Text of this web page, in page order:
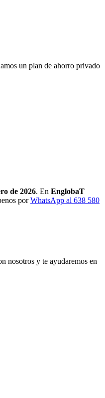
un plan de ahorro privado
de 2026. En EnglobaT
porWhatsApp al 638 580
nosotros y te ayudaremos en